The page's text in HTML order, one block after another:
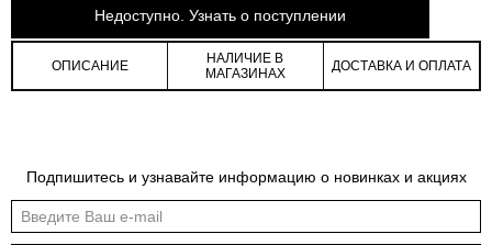
Недоступно. Узнать о поступлении
арт: 0-1340603-140
Общая таблица размеров показывает нашу стандартную размерную линейку
Международный
размер
размер
груди
талии
бедер
ОПИСАНИЕ
НАЛИЧИЕ В
МАГАЗИНАХ
ДОСТАВКА И ОПЛАТА
Подпишитесь и узнавайте информацию о новинках и акциях